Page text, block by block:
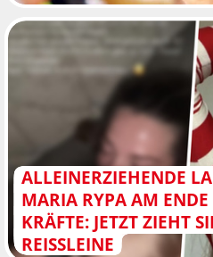
ALLEINERZIEHENDE
MARIA RYPA AM ENDE
KRÄFTE: JETZT ZIEHT
REISSLEINE